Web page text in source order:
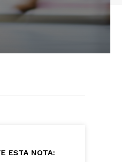
ESTA NOTA: